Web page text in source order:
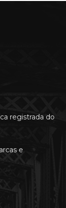
registrada do
e